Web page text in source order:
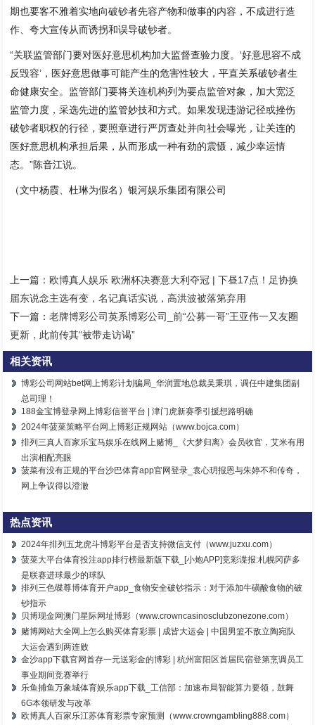
期也要客不雅着实地向破钞者先容产物和做事的内容，不成进行造
作、夸大宣传从而诱拐和误导破钞者。
“关联监管部门要对医好意思机构加大监督查验力度。‘好意思容不成
反毁容’，医好意思做事可能产生的危害性较大，平直关系破钞者生
命健康安全。监管部门要将关连机构列为要点监管对象，加大宽泛
监管力度，采选先进的监管妙技和方式。如果发现违游记径或挫伤
破钞者职权的行径，要照章进行严厉查处并向社会曝光，让关连的
医好意思机构承担后果，从而形成一种有劲的震慑，减少幸运情
态。”陈音江说。
（文中杨霞、杜琳为假名）银河娱乐集团有限公司
上一篇：欧博真人娱乐 欧洲杯决赛意大利夺冠 | 下昼17点！足协换
届东说念主选有变，名记真话实说，高洪波被落第弃用
下一篇：老牌博彩公司英系博彩公司_前“公募一哥”王亚伟一又友圈
更新，此前传其“被带走访谒”
相关资讯
博彩公司网站bet网上博彩计划骗局_华润置地总裁吴秉琪，调任中建集团副
总司理！
188金宝博登录网上博彩信誉平台 | 津门虎新赛季引援想路明确
2024年菠菜策略平台网上博彩正规网站（www.bojca.com）
排列三真人百家乐宝马娱乐在线网上赌博_《大梦归离》会员收官，艾米有用
出演相配亮眼
菠菜有没有正规的平台沙巴体育app官网登录_袁心玥报恩与朱婷不和传奇，
网上争议得以澄澈
热点资讯
2024年排列五龙虎斗博彩平台是否支持微信支付（www.juzxu.com）
菠菜大平台体育投注app排行榜最新版下载_[小炮APP]竞彩谍报:札幌冈萨多
是联赛进球最少的球队
排列三色碟尊博体育开户app_食物安全破钞指示：对于添加牛磺酸食物的破
钞指示
贝博现金网澳门星际网址博彩（www.crowncasinosclubzonezone.com）
赌博网站大全网上怎么购买体育彩票 | 成皆大运会 | 中国男篮不敌立陶宛队
大运会遇到两连败
金沙app下载官网首存一元送彩金的博彩 | 杭州富阳区首届民宿登第烹调员工
事业期间竞赛举行
乐鱼捕鱼万象城体育娱乐app下载_工信部：加速布局智能算力要领，鼓舞
6G本领研发与改革
欧博真人百家乐江苏体育彩票专家预测（www.crowngambling888.com）